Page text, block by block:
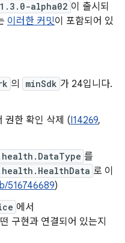
alpha02 이 출시되
이러한 커밋이 포함되어 있
의 minSdk 가 24입니다.
권한 확인 삭제 (I14269,
를
로 이
b/516746689)
에서
구현과 연결되어 있는지